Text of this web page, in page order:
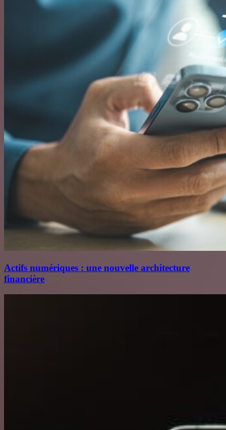
Actifs numériques : une nouvelle architecture
financière